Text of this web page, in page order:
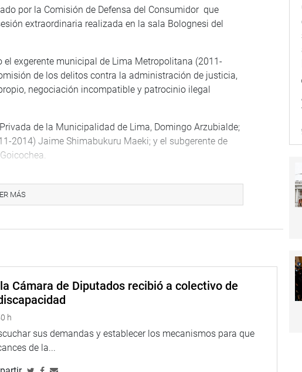
por la Comisión de Defensa del Consumidor que
extraordinaria realizada en la sala Bolognesi del
exgerente municipal de Lima Metropolitana (2011-
de los delitos contra la administración de justicia,
negociación incompatible y patrocinio ilegal
de la Municipalidad de Lima, Domingo Arzubialde;
2014) Jaime Shimabukuru Maeki; y el subgerente de
administración pública, en la modalidad de colusión,
Villafuerte Quiroz, Víctor Madueño Díaz, Bruno
se suscribieron adendas y tratos directos que
ocurrido dichos eventos, las tarifas actuales de los
del contrato de concesión, la recaudación neta desde el
menor en aproximadamente 229 millones 104 mil
durante cada año sería superior y representaría
en la iniciativa privada.
MÁS
Cámara de Diputados recibió a colectivo de
h
sus demandas y establecer los mecanismos para que
de la...